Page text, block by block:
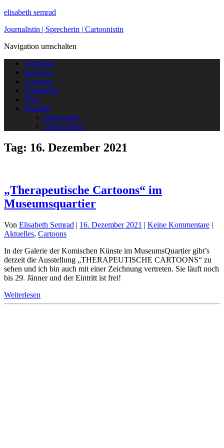
elisabeth semrad
Journalistin | Sprecherin | Cartoonistin
Navigation umschalten
Aktuelles
Sprechen
Cartoons
Schauspiel
Über
Kontakt
Impressum
Datenschutz
Tag: 16. Dezember 2021
„Therapeutische Cartoons“ im
Museumsquartier
Von Elisabeth Semrad | 16. Dezember 2021 | Keine Kommentare |
Aktuelles, Cartoons
In der Galerie der Komischen Künste im MuseumsQuartier gibt’s
derzeit die Ausstellung „THERAPEUTISCHE CARTOONS“ zu
sehen und ich bin auch mit einer Zeichnung vertreten. Sie läuft noch
bis 29. Jänner und der Eintritt ist frei!
Weiterlesen